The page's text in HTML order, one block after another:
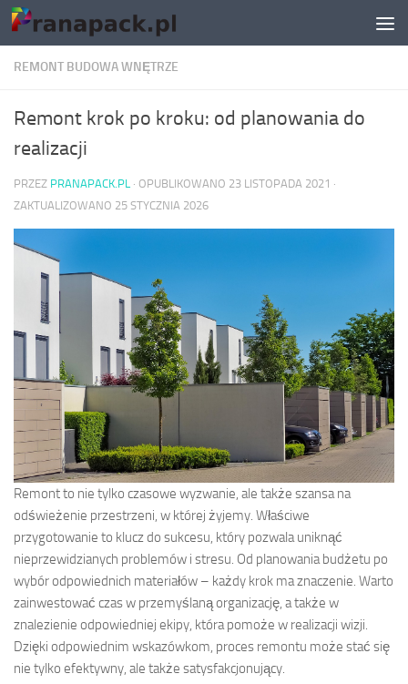
Skip to content
REMONT BUDOWA WNĘTRZE
Remont krok po kroku: od planowania do
realizacji
PRZEZ PRANAPACK.PL · OPUBLIKOWANO 23 LISTOPADA 2021 ·
ZAKTUALIZOWANO 25 STYCZNIA 2026
Remont to nie tylko czasowe wyzwanie, ale także szansa na
odświeżenie przestrzeni, w której żyjemy. Właściwe
przygotowanie to klucz do sukcesu, który pozwala uniknąć
nieprzewidzianych problemów i stresu. Od planowania budżetu po
wybór odpowiednich materiałów – każdy krok ma znaczenie. Warto
zainwestować czas w przemyślaną organizację, a także w
znalezienie odpowiedniej ekipy, która pomoże w realizacji wizji.
Dzięki odpowiednim wskazówkom, proces remontu może stać się
nie tylko efektywny, ale także satysfakcjonujący.